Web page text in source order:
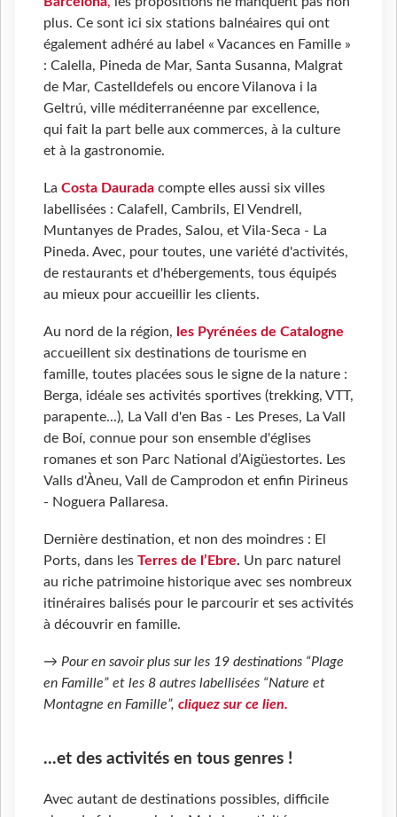
plus. Ce sont ici six stations balnéaires qui ont
également adhéré au label « Vacances en Famille »
: Calella, Pineda de Mar, Santa Susanna, Malgrat
de Mar, Castelldefels ou encore Vilanova i la
Geltrú, ville méditerranéenne par excellence,
qui fait la part belle aux commerces, à la culture
et à la gastronomie.
La Costa Daurada compte elles aussi six villes
labellisées : Calafell, Cambrils, El Vendrell,
Muntanyes de Prades, Salou, et Vila-Seca - La
Pineda. Avec, pour toutes, une variété d'activités,
de restaurants et d'hébergements, tous équipés
au mieux pour accueillir les clients.
Au nord de la région, les Pyrénées de Catalogne
accueillent six destinations de tourisme en
famille, toutes placées sous le signe de la nature :
Berga, idéale ses activités sportives (trekking, VTT,
parapente...), La Vall d'en Bas - Les Preses, La Vall
de Boí, connue pour son ensemble d'églises
romanes et son Parc National d’Aigüestortes. Les
Valls d'Àneu, Vall de Camprodon et enfin Pirineus
- Noguera Pallaresa.
Dernière destination, et non des moindres : El
Ports, dans les Terres de l’Ebre. Un parc naturel
au riche patrimoine historique avec ses nombreux
itinéraires balisés pour le parcourir et ses activités
à découvrir en famille.
→ Pour en savoir plus sur les 19 destinations “Plage
en Famille” et les 8 autres labellisées “Nature et
Montagne en Famille”, cliquez sur ce lien.
...et des activités en tous genres !
Avec autant de destinations possibles, difficile